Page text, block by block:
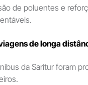
de poluentes e
de longa
da Saritur foram